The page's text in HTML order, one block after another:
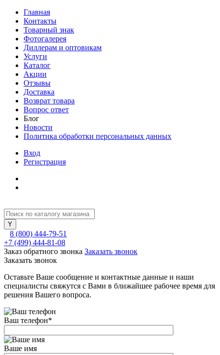
Главная
Контакты
Товарный знак
Фотогалерея
Диллерам и оптовикам
Услуги
Каталог
Акции
Отзывы
Доставка
Возврат товара
Вопрос ответ
Блог
Новости
Политика обработки персональных данных
Вход
Регистрация
8 (800) 444-79-51
+7 (499) 444-81-08
Заказ обратного звонка Заказать звонок
Заказать звонок
Оставьте Ваше сообщение и контактные данные и наши
специалисты свяжутся с Вами в ближайшее рабочее время для
решения Вашего вопроса.
Ваш телефон*
Ваше имя